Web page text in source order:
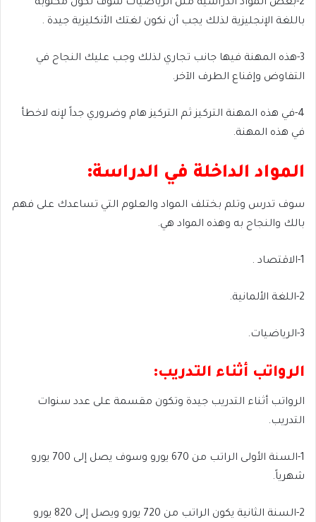
2-بعض المواد الدراسية مثل الرياضيات سوف تكون مكتوبة
باللغة الإنجليزية لذلك يجب أن نكون لغتك الأنكليزية جيدة .
3-هذه المهنة فيها جانب تجاري لذلك وجب عليك النجاح في
التفاوض وإقناع الطرف الآخر.
4-في هذه المهنة التركيز ثم التركيز هام وضروري جداً لإنه لاخطأ
في هذه المهنة.
المواد الداخلة في الدراسة:
سوف تدرس وتلم بختلف المواد والعلوم التي تساعدك على فهم
بالك والنجاح به وهذه المواد هي.
1-الاقتصاد .
2-اللغة الألمانية.
3-الرياضيات.
الرواتب أثناء التدريب:
الرواتب أثناء التدريب جيدة وتكون مقسمة على عدد سنوات
التدريب.
1-السنة الأولى الراتب من 670 يورو وسوف يصل إلى 700 يورو
شهرياً.
2-السنة الثانية يكون الراتب من 720 يورو ويصل إلى 820 يورو